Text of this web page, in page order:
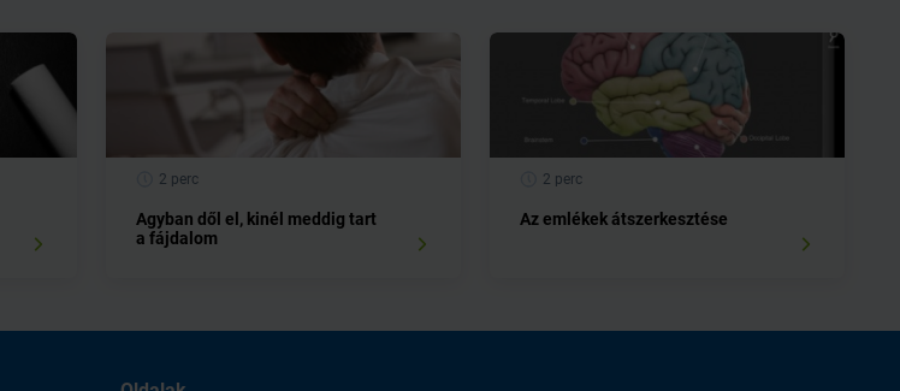
2 perc
Agyban dől el, kinél meddig tart
a fájdalom
2 perc
Az emlékek átszerkesztése